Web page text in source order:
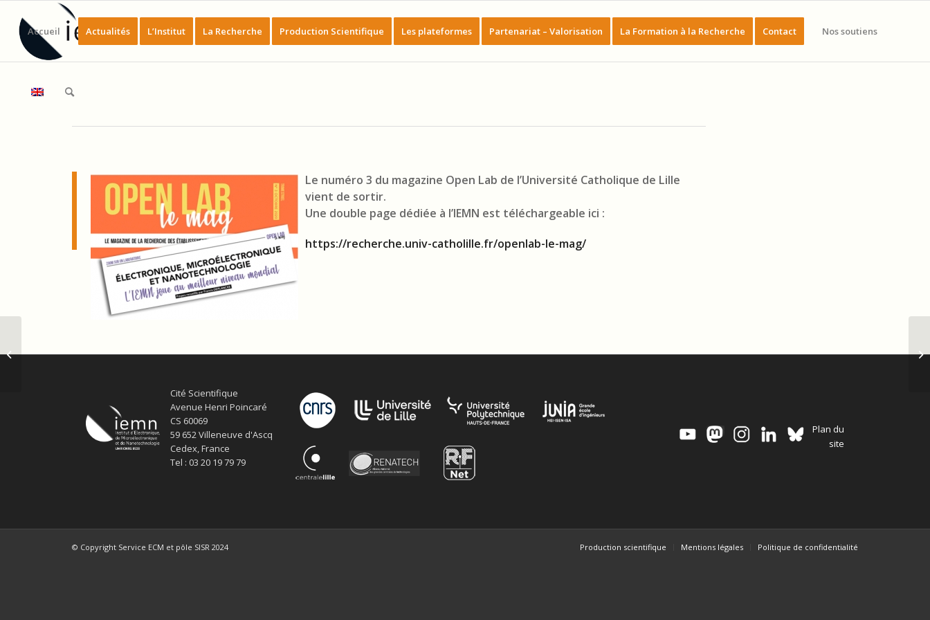
Accueil Actualités L’Institut La Recherche Production Scientifique Les plateformes Partenariat – Valorisation La Formation à la Recherche Contact Nos soutiens
Le numéro 3 du magazine Open Lab de l’Université Catholique de Lille
vient de sortir.
Une double page dédiée à l’IEMN est téléchargeable ici :
https://recherche.univ-catholille.fr/openlab-le-mag/
Cité Scientifique
Avenue Henri Poincaré
CS 60069
59 652 Villeneuve d'Ascq
Cedex, France
Tel : 03 20 19 79 79
Plan du
site
© Copyright Service ECM et pôle SISR 2024 Production scientifique Mentions légales Politique de confidentialité